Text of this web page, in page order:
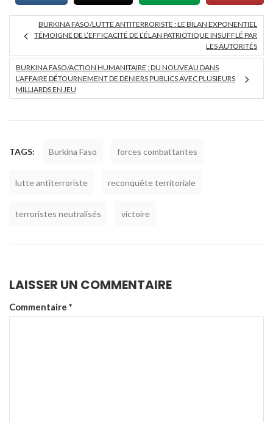
BURKINA FASO/LUTTE ANTITERRORISTE : LE BILAN EXPONENTIEL
TÉMOIGNE DE L’EFFICACITÉ DE L’ÉLAN PATRIOTIQUE INSUFFLÉ PAR
LES AUTORITÉS
BURKINA FASO/ACTION HUMANITAIRE : DU NOUVEAU DANS
L’AFFAIRE DÉTOURNEMENT DE DENIERS PUBLICS AVEC PLUSIEURS
MILLIARDS EN JEU
TAGS: Burkina Faso forces combattantes
lutte antiterroriste reconquête territoriale
terroristes neutralisés victoire
LAISSER UN COMMENTAIRE
Commentaire *